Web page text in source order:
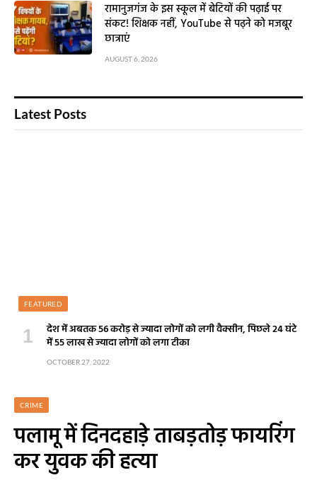
रामानुजगंज के इस स्कूल में बेटियों की पढ़ाई पर
संकट! शिक्षक नहीं, YouTube से पढ़ने को मजबूर
छात्राएं
AUGUST 6, 2026
Latest Posts
FEATURED
देश में अबतक 56 करोड़ से ज्यादा लोगों को लगी वैक्सीन, पिछले 24 घंटे
में 55 लाख से ज्यादा लोगों को लगा टीका
OCTOBER 27, 2022
CRIME
पलामू में दिनदहाड़े ताबड़तोड़ फायरिंग
कर युवक की हत्या